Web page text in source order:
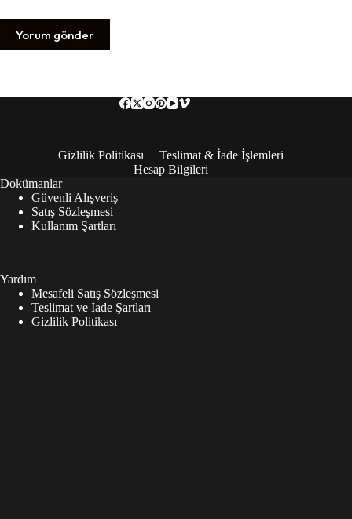
Yorum gönder
Gizlilik Politikası
Teslimat & İade İşlemleri
Hesap Bilgileri
Dokümanlar
Güvenli Alışveriş
Satış Sözleşmesi
Kullanım Şartları
Yardım
Mesafeli Satış Sözleşmesi
Teslimat ve İade Şartları
Gizlilik Politikası